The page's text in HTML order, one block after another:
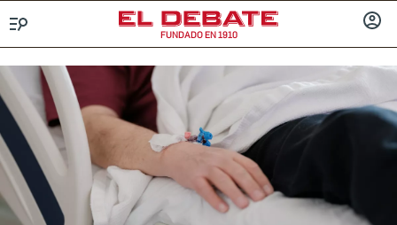
FUNDADO EN 1910